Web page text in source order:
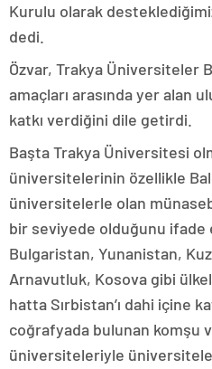
Kurulu olarak
dedi.
Özvar, Trakya Üniversiteler
amaçları arasında yer alan
katkı verdiğini dile getirdi.
Başta Trakya Üniversitesi
üniversitelerinin özellikle
üniversitelerle olan
bir seviyede olduğunu ifade
Bulgaristan, Yunanistan,
Arnavutluk, Kosova gibi
hatta Sırbistan’ı dahi içine
coğrafyada bulunan komşu
üniversiteleriyle